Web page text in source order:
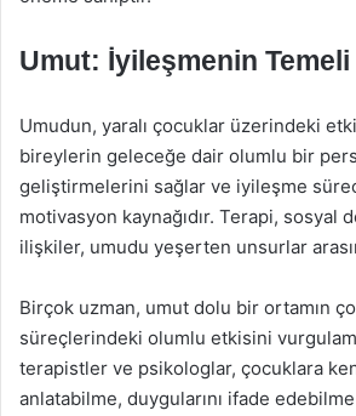
Umut: İyileşmenin Temeli
Umudun, yaralı çocuklar üzerindeki
bireylerin geleceğe dair olumlu bir
geliştirmelerini sağlar ve iyileşme
motivasyon kaynağıdır. Terapi, sosyal
ilişkiler, umudu yeşerten unsurlar
Birçok uzman, umut dolu bir ortamın
süreçlerindeki olumlu etkisini
terapistler ve psikologlar, çocuklara
anlatabilme, duygularını ifade edebilme